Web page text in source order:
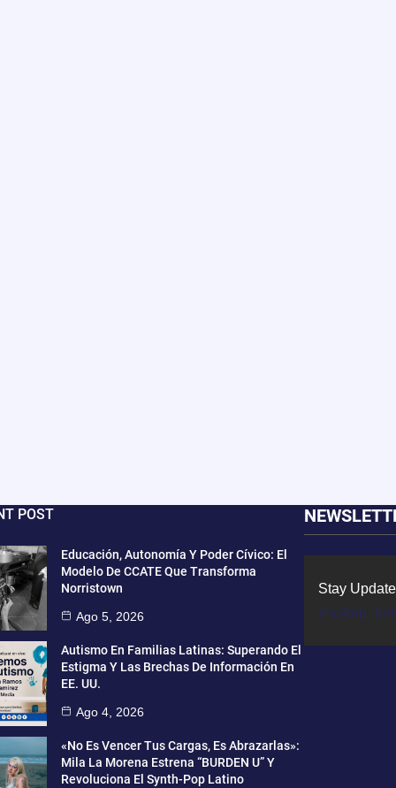
POST
Educación, Autonomía Y Poder Cívico: El
Modelo De CCATE Que Transforma
Norristown
Ago 5, 2026
Autismo En Familias Latinas: Superando El
Estigma Y Las Brechas De Información En
EE. UU.
Ago 4, 2026
«No Es Vencer Tus Cargas, Es Abrazarlas»:
Mila La Morena Estrena “BURDEN U” Y
Revoluciona El Synth-Pop Latino
Stay